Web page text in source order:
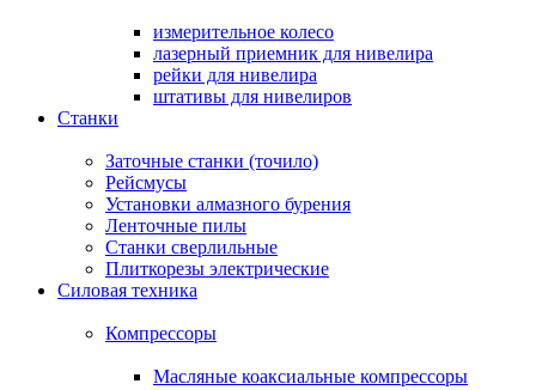
измерительное колесо
лазерный приемник для нивелира
рейки для нивелира
штативы для нивелиров
Станки
Заточные станки (точило)
Рейсмусы
Установки алмазного бурения
Ленточные пилы
Станки сверлильные
Плиткорезы электрические
Силовая техника
Компрессоры
Масляные коаксиальные компрессоры